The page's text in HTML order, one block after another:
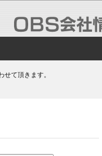
て頂きます。